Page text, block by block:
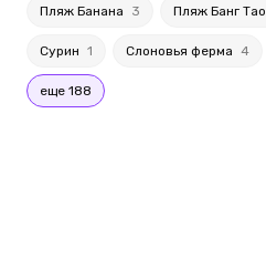
Пляж Банана 3 Пляж Банг Тао
Сурин 1 Слоновья ферма 4
еще 188